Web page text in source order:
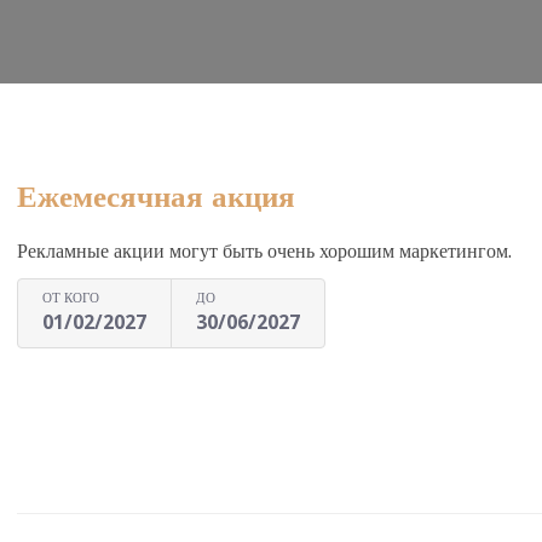
Ежемесячная акция
Рекламные акции могут быть очень хорошим маркетингом.
ОТ КОГО
01/02/2027
ДО
30/06/2027